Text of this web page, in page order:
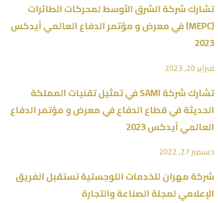
تشارك شركة الشرق الأوسط لمحركات الطائرات
(MEPC) في معرض و مؤتمر الدفاع العالمي آيدكس
2023
فبراير 20, 2023
تشارك شركة SAMI في تمثيل تقنيات المملكة
الحديثة في قطاع الدفاع في معرض و مؤتمر الدفاع
العالمي آيدكس 2023
ديسمبر 27, 2022
شركة مهران للخدمات اللوجستية تستقبل الفريق
الإعلامي لمجلة الصناعة والتجارة